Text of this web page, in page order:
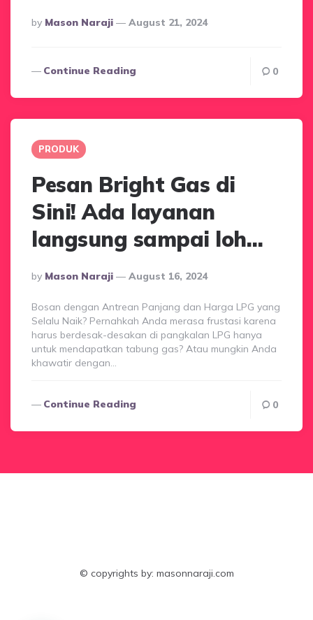
Posted
By
By Mason Naraji August 21, 2024
Continue Reading 0
PRODUK
Pesan Bright Gas di
Sini! Ada layanan
langsung sampai loh…
Posted
By
By Mason Naraji August 16, 2024
Bosan dengan Antrean Panjang dan Harga LPG yang
Selalu Naik? Pernahkah Anda merasa frustasi karena
harus berdesak-desakan di pangkalan LPG hanya
untuk mendapatkan tabung gas? Atau mungkin Anda
khawatir dengan…
Continue Reading 0
© copyrights by: masonnaraji.com